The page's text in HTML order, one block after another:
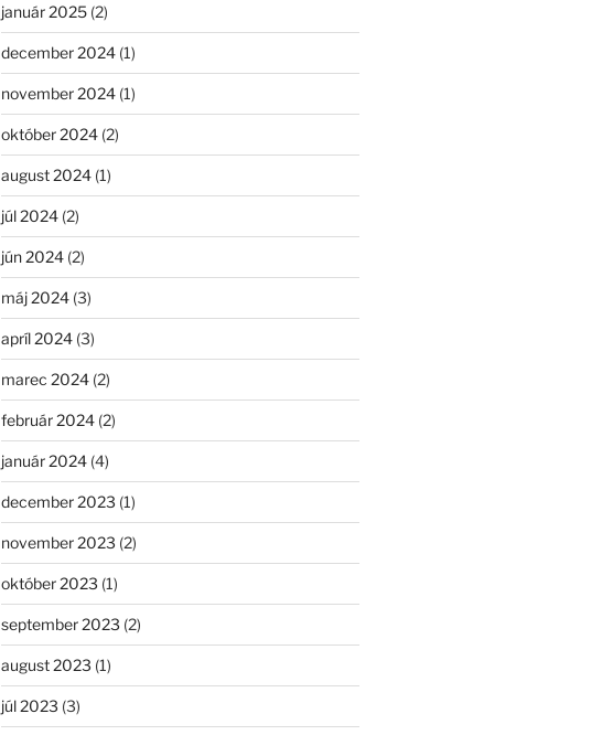
január 2025(2)
december 2024(1)
november 2024(1)
október 2024(2)
august 2024(1)
júl 2024(2)
jún 2024(2)
máj 2024(3)
apríl 2024(3)
marec 2024(2)
február 2024(2)
január 2024(4)
december 2023 (1)
november 2023 (2)
október 2023 (1)
september 2023 (2)
august 2023 (1)
júl 2023 (3)